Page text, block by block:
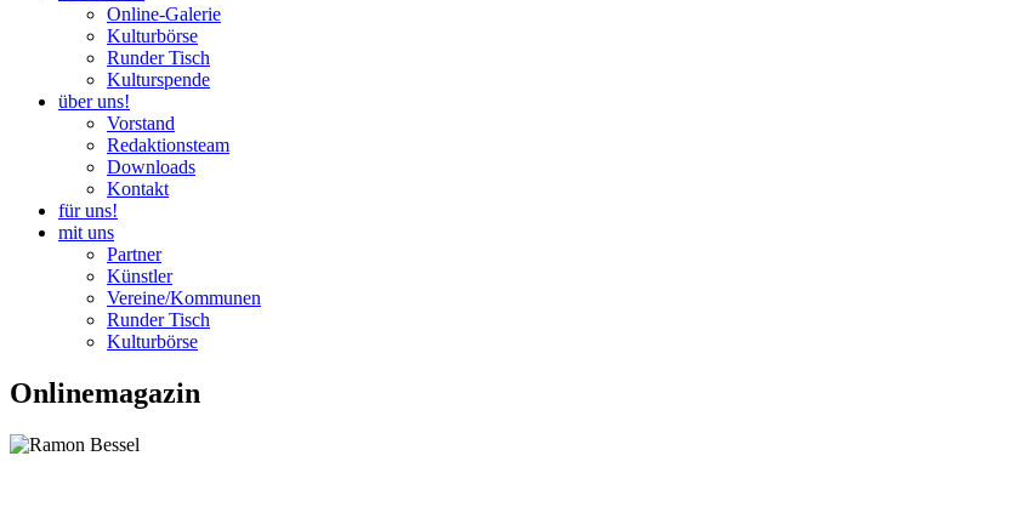
Online-Galerie
Kulturbörse
Runder Tisch
Kulturspende
über uns!
Vorstand
Redaktionsteam
Downloads
Kontakt
für uns!
mit uns
Partner
Künstler
Vereine/Kommunen
Runder Tisch
Kulturbörse
Onlinemagazin